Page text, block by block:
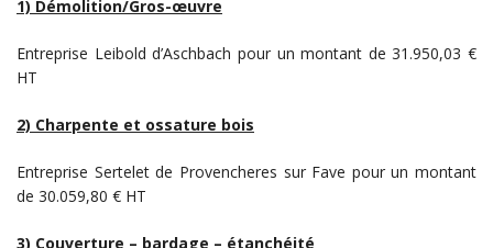
1) Démolition/Gros-œuvre
Entreprise Leibold d’Aschbach pour un montant de 31.950,03 €
HT
2) Charpente et ossature bois
Entreprise Sertelet de Provencheres sur Fave pour un montant
de 30.059,80 € HT
3) Couverture – bardage – étanchéité